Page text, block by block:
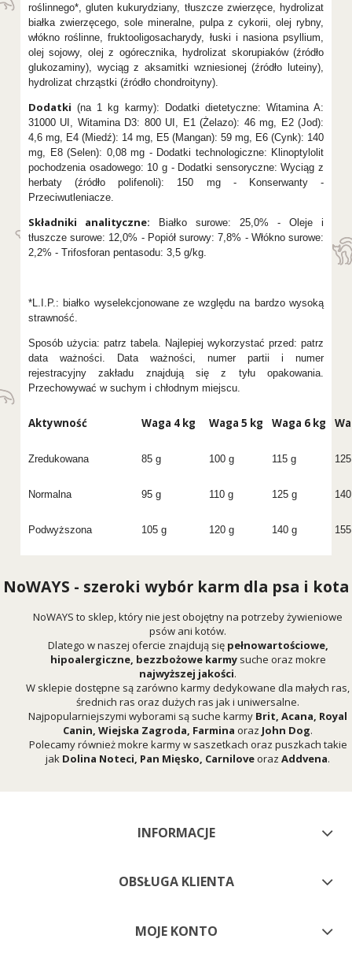
roślinnego*, gluten kukurydziany, tłuszcze zwierzęce, hydrolizat
białka zwierzęcego, sole mineralne, pulpa z cykorii, olej rybny,
włókno roślinne, fruktooligosacharydy, łuski i nasiona psyllium,
olej sojowy, olej z ogórecznika, hydrolizat skorupiaków (źródło
glukozaminy), wyciąg z aksamitki wzniesionej (źródło luteiny),
hydrolizat chrząstki (źródło chondroityny).
Dodatki (na 1 kg karmy): Dodatki dietetyczne: Witamina A:
31000 UI, Witamina D3: 800 UI, E1 (Żelazo): 46 mg, E2 (Jod):
4,6 mg, E4 (Miedź): 14 mg, E5 (Mangan): 59 mg, E6 (Cynk): 140
mg, E8 (Selen): 0,08 mg - Dodatki technologiczne: Klinoptylolit
pochodzenia osadowego: 10 g - Dodatki sensoryczne: Wyciąg z
herbaty (źródło polifenoli): 150 mg - Konserwanty -
Przeciwutleniacze.
Składniki analityczne: Białko surowe: 25,0% - Oleje i
tłuszcze surowe: 12,0% - Popiół surowy: 7,8% - Włókno surowe:
2,2% - Trifosforan pentasodu: 3,5 g/kg.
*L.I.P.: białko wyselekcjonowane ze względu na bardzo wysoką
strawność.
Sposób użycia: patrz tabela. Najlepiej wykorzystać przed: patrz
data ważności. Data ważności, numer partii i numer
rejestracyjny zakładu znajdują się z tyłu opakowania.
Przechowywać w suchym i chłodnym miejscu.
Aktywność Waga 4 kg Waga 5 kg Waga 6 kg
Zredukowana 85 g 100 g 115 g
Normalna 95 g 110 g 125 g
Podwyższona 105 g 120 g 140 g
NoWAYS - szeroki wybór karm dla psa i kota
NoWAYS to sklep, który nie jest obojętny na potrzeby żywieniowe
psów ani kotów.
Dlatego w naszej ofercie znajdują się pełnowartościowe,
hipoalergiczne, bezzbożowe karmy suche oraz mokre
najwyższej jakości.
W sklepie dostępne są zarówno karmy dedykowane dla małych ras,
średnich ras oraz dużych ras jak i uniwersalne.
Najpopularniejszymi wyborami są suche karmy Brit, Acana, Royal
Canin, Wiejska Zagroda, Farmina oraz John Dog.
Polecamy również mokre karmy w saszetkach oraz puszkach takie
jak Dolina Noteci, Pan Mięsko, Carniloveoraz Addvena.
INFORMACJE
OBSŁUGA KLIENTA
MOJE KONTO